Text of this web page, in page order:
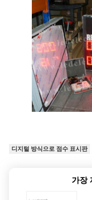
디지털 방식으로 점수 표시판
가장